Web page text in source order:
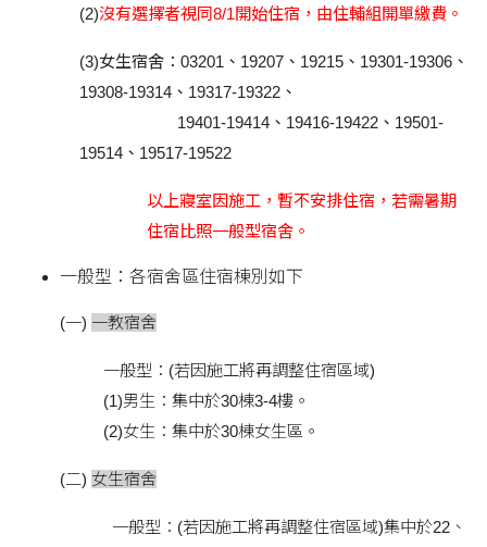
(2)沒有選擇者視同8/1開始住宿，由住輔組開單繳費。
(3)女生宿舍： 03201 、 19207 、 19215 、 19301-19306 、
19308-19314 、 19317-19322 、
19401-19414、19416-19422 、 19501-
19514 、 19517-19522
以上寢室因施工，暫不安排住宿，若需暑期
住宿比照一般型宿舍。
一般型：各宿舍區住宿棟別如下
(一) 一教宿舍
一般型：(若因施工將再調整住宿區域)
(1)男生：集中於30棟3-4樓。
(2)女生：集中於30棟女生區。
(二) 女生宿舍
一般型：(若因施工將再調整住宿區域)集中於22、